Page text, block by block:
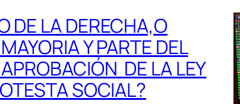
DE LA DERECHA,O
Y PARTE DEL
DE LA LEY
SOCIAL?